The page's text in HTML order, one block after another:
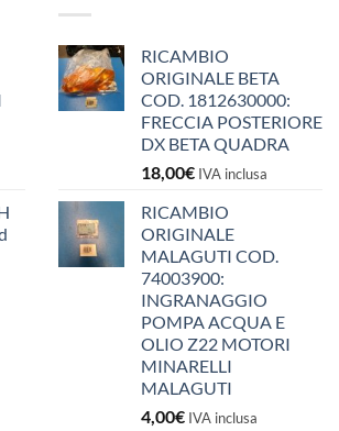
RICAMBIO
ORIGINALE BETA
COD. 1812630000:
FRECCIA POSTERIORE
DX BETA QUADRA
18,00€ IVA inclusa
RICAMBIO
ORIGINALE
MALAGUTI COD.
74003900:
INGRANAGGIO
POMPA ACQUA E
OLIO Z22 MOTORI
MINARELLI
MALAGUTI
4,00€ IVA inclusa